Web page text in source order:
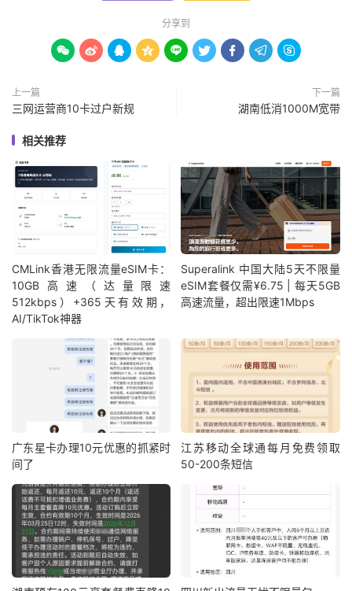
分享到
        
上一篇
三网运营商10卡过户新规
下一篇
湖南低消1000M宽带
相关推荐
CMLink香港无限流量eSIM卡：
10GB高速（达量限速
512kbps）+365天有效期，
AI/TikTok神器
Superalink 中国大陆5天不限量
eSIM套餐仅需¥6.75 | 每天5GB
高速流量，超出限速1Mbps
广东星卡办理10元优惠的抓紧时
间了
江苏移动全球通每月免费领取
50-200条短信